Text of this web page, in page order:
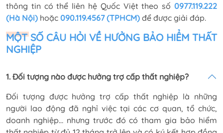
thông tin có thể liên hệ Quốc Việt theo số 0977.119.222
(Hà Nội) hoặc 090.119.4567 (TPHCM) để được giải đáp.
MỘT SỐ CÂU HỎI VỀ HƯỞNG BẢO HIỂM THẤT
NGHIỆP
1. Đối tượng nào được hưởng trợ cấp thất nghiệp?
Đối tượng được hưởng trợ cấp thất nghiệp là những
người lao động đã nghỉ việc tại các cơ quan, tổ chức,
doanh nghiệp… nhưng trước đó có tham gia bảo hiểm